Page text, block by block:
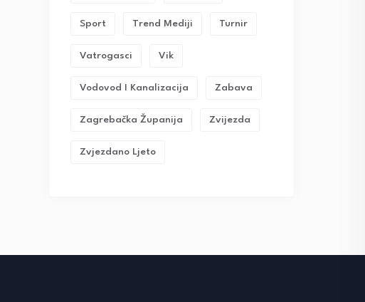
Sport Trend Mediji Turnir
Vatrogasci Vik
Vodovod I Kanalizacija Zabava
Zagrebačka Županija Zvijezda
Zvjezdano Ljeto